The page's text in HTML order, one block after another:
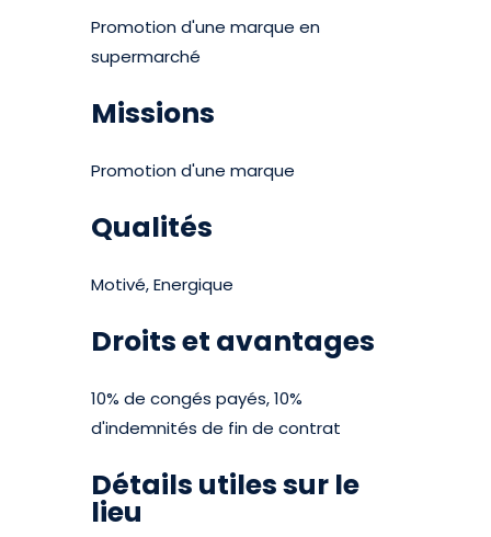
Promotion d'une marque en
supermarché
Missions
Promotion d'une marque
Qualités
Motivé, Energique
Droits et avantages
10% de congés payés, 10%
d'indemnités de fin de contrat
Détails utiles sur le
lieu